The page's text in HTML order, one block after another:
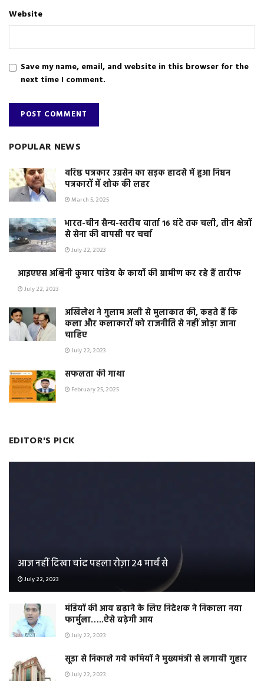
Website
Save my name, email, and website in this browser for the
next time I comment.
POPULAR NEWS
वरिष्ठ पत्रकार उग्रसेन का सड़क हादसे में हुआ निधन
पत्रकारों में शोक की लहर
March 5, 2025
भारत-चीन सैन्य-स्तरीय वार्ता 16 घंटे तक चली, तीन क्षेत्रों
से सेना की वापसी पर चर्चा
July 22, 2023
आइएएस अश्विनी कुमार पांडेय के कार्यो की ग्रामीण कर रहे हैं तारीफ
July 22, 2023
अखिलेश ने गुलाम अली से मुलाकात की, कहते हैं कि
कला और कलाकारों को राजनीति से नहीं जोड़ा जाना
चाहिए
July 22, 2023
सफलता की गाथा
February 25, 2025
EDITOR'S PICK
आज नहीं दिखा चांद पहला रोज़ा 24 मार्च से
July 22, 2023
मंडियों की आय बढ़ाने के लिए निदेशक ने निकाला नया
फार्मुला…..ऐसे बढ़ेगी आय
July 22, 2023
सूडा से निकाले गये कर्मियों ने मुख्यमंत्री से लगायी गुहार
July 22, 2023